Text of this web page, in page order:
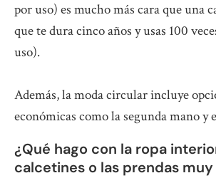
por uso) es mucho más cara que una
que te dura cinco años y usas 100
uso).
Además, la moda circular incluye
económicas como la segunda mano y
¿Qué hago con la ropa
calcetines o las prendas muy